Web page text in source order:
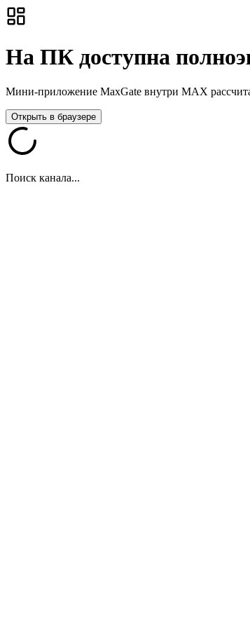
На ПК доступна
Мини-приложение MaxGate внутри MAX
Открыть в браузере
Поиск канала...